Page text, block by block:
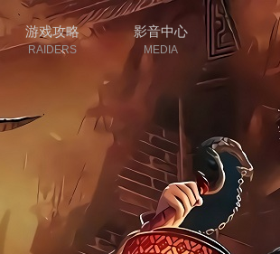
游戏攻略
RAIDERS
影音中心
MEDIA